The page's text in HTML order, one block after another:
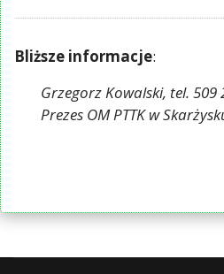
Bliższe informacje:
Grzegorz Kowalski, tel. 509
Prezes OM PTTK w